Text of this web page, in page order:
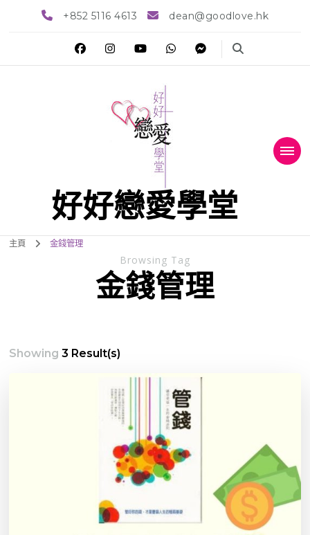
+852 5116 4613 dean@goodlove.hk
好好戀愛學堂
主頁 金錢管理
Browsing Tag
金錢管理
Showing3 Result(s)